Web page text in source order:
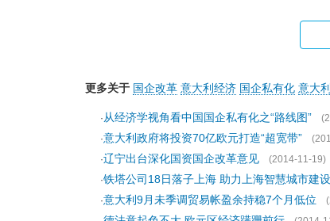
更多关于 国企改革 意大利经济 国企私有化 意大
· 从经济学视角看中国国企私有化之“路线图”
·意大利政府将投资70亿欧元打造“超宽带”
·辽宁出台深化国资国企改革意见
(2014-11-19)
·铁塔公司18日落子上海 助力上海智慧城市建设
·意大利9月未季调贸易帐盈余持稳7个月低位